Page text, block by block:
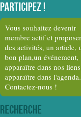
Participez !
Vous souhaitez devenir
membre actif et proposer
des activités, un article,
bon plan,un événement,
apparaître dans nos
apparaître dans
Contactez-nous !
Recherche